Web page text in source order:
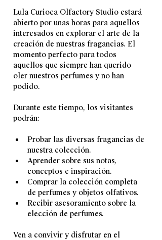
Lula Curioca Olfactory Studio estará
abierto por unas horas para aquellos
interesados en explorar el arte de la
creación de nuestras fragancias. El
momento perfecto para todos
aquellos que siempre han querido
oler nuestros perfumes y no han
podido.
Durante este tiempo, los visitantes
podrán:
Probar las diversas fragancias de
nuestra colección.
Aprender sobre sus notas,
conceptos e inspiración.
Comprar la colección completa
de perfumes y objetos olfativos.
Recibir asesoramiento sobre la
elección de perfumes.
Ven a convivir y disfrutar en el